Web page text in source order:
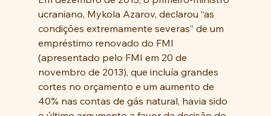
ucraniano, Mykola Azarov, declarou “as
condições extremamente severas” de um
empréstimo renovado do FMI
(apresentado pelo FMI em 20 de
novembro de 2013), que incluía grandes
cortes no orçamento e um aumento de
40% nas contas de gás natural, havia sido